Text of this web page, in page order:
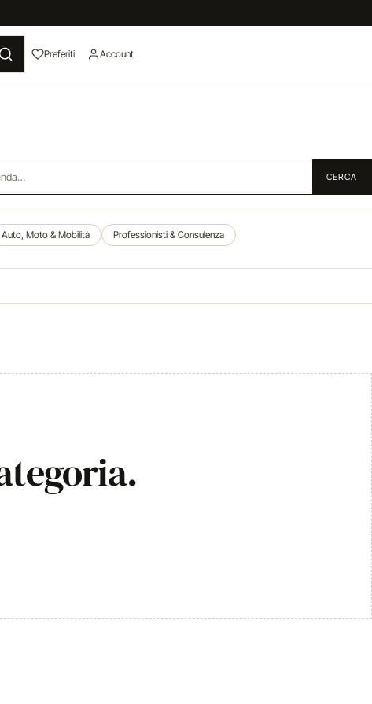
Preferiti Account
CERCA
Auto, Moto & Mobilità
Professionisti & Consulenza